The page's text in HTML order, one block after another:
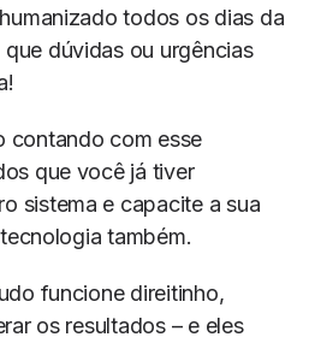
todos os dias da
dúvidas ou urgências
contando com esse
que você já tiver
sistema e capacite a sua
também.
funcione direitinho,
os resultados – e eles